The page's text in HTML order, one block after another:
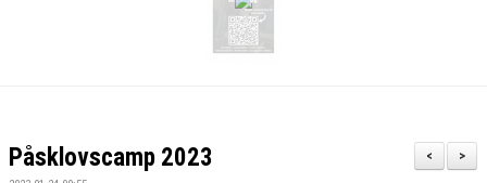
>
<
Påsklovscamp 2023